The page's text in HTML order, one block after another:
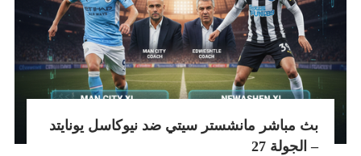
بث مباشر مانشستر سيتي ضد نيوكاسل يونايتد
– الجولة 27